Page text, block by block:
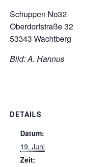
Schuppen No32
Oberdorfstraße 32
53343 Wachtberg
Bild: A. Hannus
DETAILS
Datum:
19. Juni
Zeit: